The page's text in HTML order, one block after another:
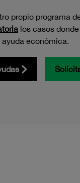
propio programa
los casos
ayuda económica.